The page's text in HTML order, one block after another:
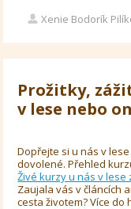
Xenie Bodorík
Prožitky,
v lese nebo
Dopřejte si u nás v
dovolené. Přehled
Živé kurzy u nás v lese
Zaujala vás v článcích
cesta životem? Více